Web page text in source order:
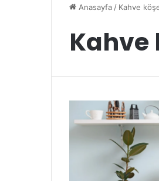
Anasayfa / Kahve
Kahve